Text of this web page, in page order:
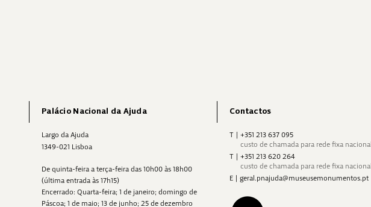
Palácio Nacional da Ajuda
Largo da Ajuda
1349-021 Lisboa
De quinta-feira a terça-feira das 10h00 às 18h00
(última entrada às 17h15)
Encerrado: Quarta-feira; 1 de janeiro; domingo de
Páscoa; 1 de maio; 13 de junho; 25 de dezembro
Contactos
T
+351 213 637 095
custo de chamada para rede fixa nacional
T
+351 213 620 264
custo de chamada para rede fixa nacional
E
geral.pnajuda@museusemonumentos.pt